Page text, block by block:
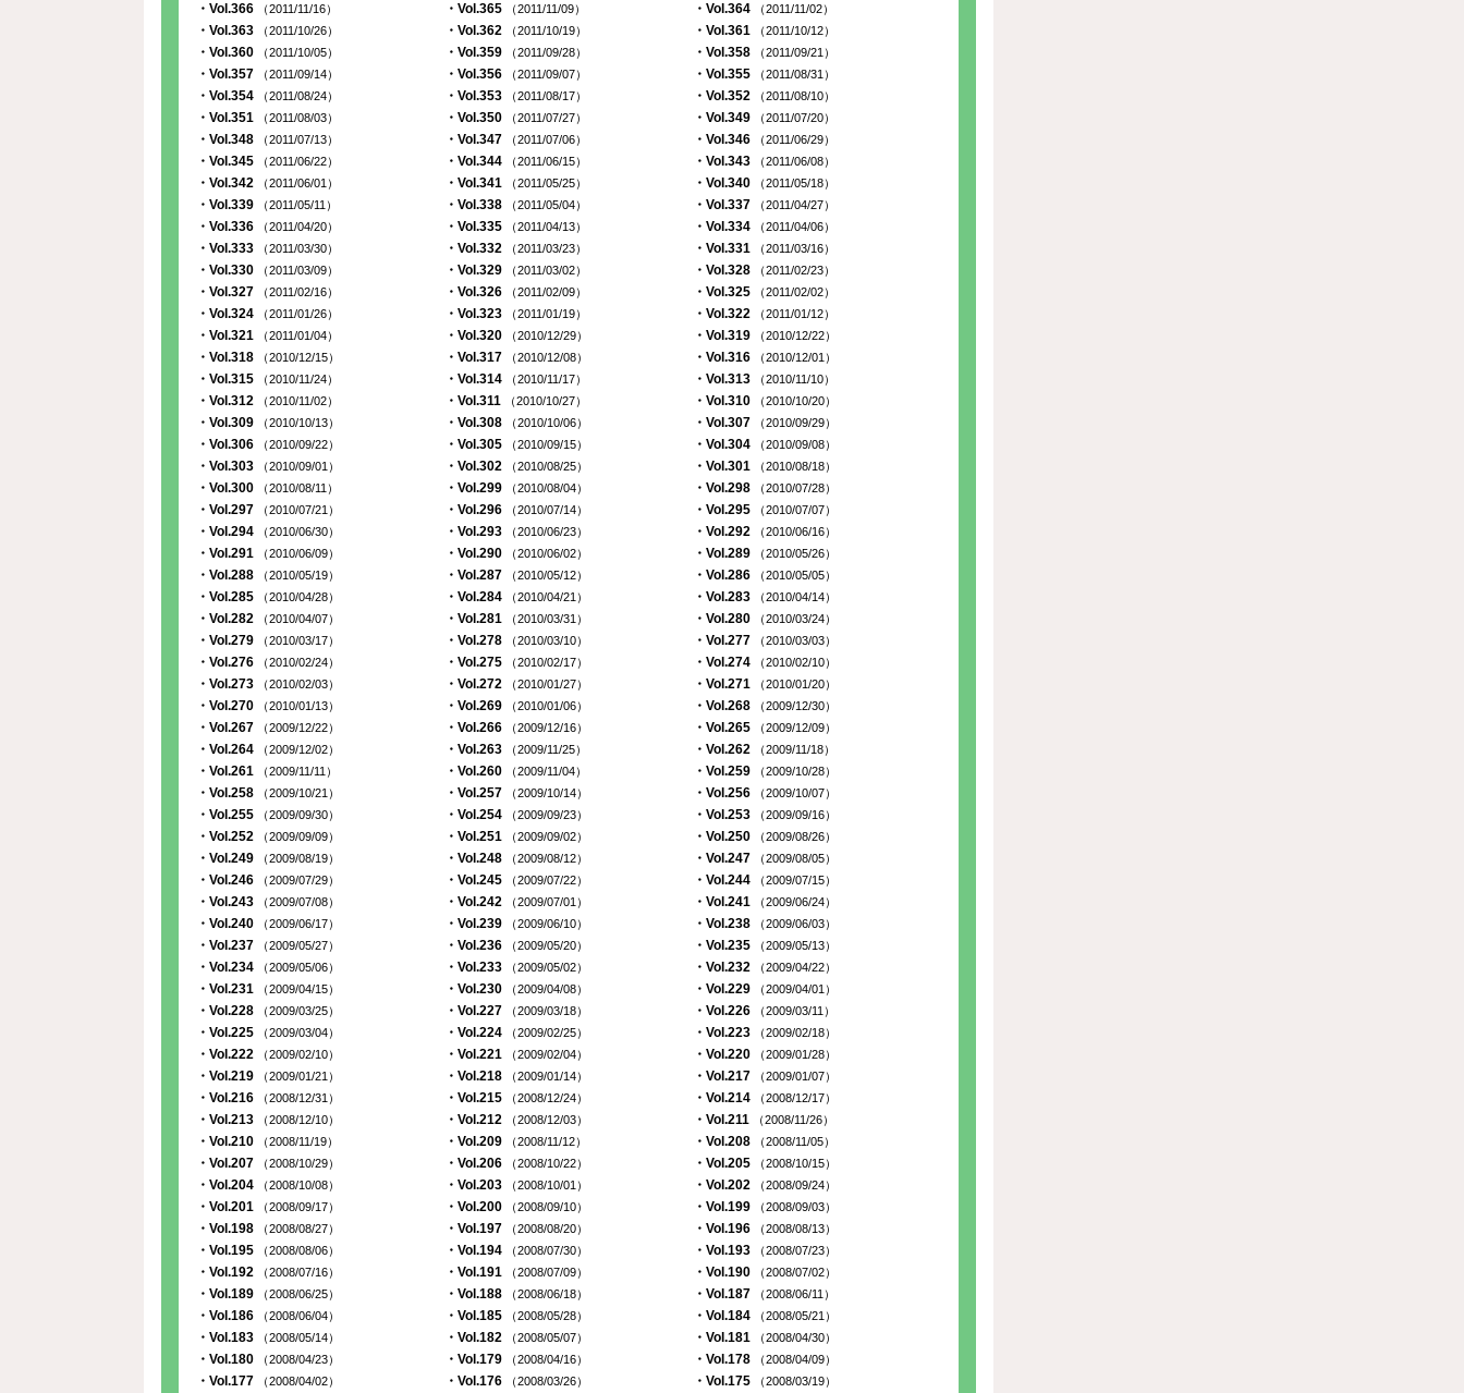
・Vol.366 （2011/11/16） ・Vol.365 （2011/11/09） ・Vol.364 （2011/11/02）
・Vol.363 （2011/10/26） ・Vol.362 （2011/10/19） ・Vol.361 （2011/10/12）
・Vol.360 （2011/10/05） ・Vol.359 （2011/09/28） ・Vol.358 （2011/09/21）
・Vol.357 （2011/09/14） ・Vol.356 （2011/09/07） ・Vol.355 （2011/08/31）
・Vol.354 （2011/08/24） ・Vol.353 （2011/08/17） ・Vol.352 （2011/08/10）
・Vol.351 （2011/08/03） ・Vol.350 （2011/07/27） ・Vol.349 （2011/07/20）
・Vol.348 （2011/07/13） ・Vol.347 （2011/07/06） ・Vol.346 （2011/06/29）
・Vol.345 （2011/06/22） ・Vol.344 （2011/06/15） ・Vol.343 （2011/06/08）
・Vol.342 （2011/06/01） ・Vol.341 （2011/05/25） ・Vol.340 （2011/05/18）
・Vol.339 （2011/05/11） ・Vol.338 （2011/05/04） ・Vol.337 （2011/04/27）
・Vol.336 （2011/04/20） ・Vol.335 （2011/04/13） ・Vol.334 （2011/04/06）
・Vol.333 （2011/03/30） ・Vol.332 （2011/03/23） ・Vol.331 （2011/03/16）
・Vol.330 （2011/03/09） ・Vol.329 （2011/03/02） ・Vol.328 （2011/02/23）
・Vol.327 （2011/02/16） ・Vol.326 （2011/02/09） ・Vol.325 （2011/02/02）
・Vol.324 （2011/01/26） ・Vol.323 （2011/01/19） ・Vol.322 （2011/01/12）
・Vol.321 （2011/01/04） ・Vol.320 （2010/12/29） ・Vol.319 （2010/12/22）
・Vol.318 （2010/12/15） ・Vol.317 （2010/12/08） ・Vol.316 （2010/12/01）
・Vol.315 （2010/11/24） ・Vol.314 （2010/11/17） ・Vol.313 （2010/11/10）
・Vol.312 （2010/11/02） ・Vol.311 （2010/10/27） ・Vol.310 （2010/10/20）
・Vol.309 （2010/10/13） ・Vol.308 （2010/10/06） ・Vol.307 （2010/09/29）
・Vol.306 （2010/09/22） ・Vol.305 （2010/09/15） ・Vol.304 （2010/09/08）
・Vol.303 （2010/09/01） ・Vol.302 （2010/08/25） ・Vol.301 （2010/08/18）
・Vol.300 （2010/08/11） ・Vol.299 （2010/08/04） ・Vol.298 （2010/07/28）
・Vol.297 （2010/07/21） ・Vol.296 （2010/07/14） ・Vol.295 （2010/07/07）
・Vol.294 （2010/06/30） ・Vol.293 （2010/06/23） ・Vol.292 （2010/06/16）
・Vol.291 （2010/06/09） ・Vol.290 （2010/06/02） ・Vol.289 （2010/05/26）
・Vol.288 （2010/05/19） ・Vol.287 （2010/05/12） ・Vol.286 （2010/05/05）
・Vol.285 （2010/04/28） ・Vol.284 （2010/04/21） ・Vol.283 （2010/04/14）
・Vol.282 （2010/04/07） ・Vol.281 （2010/03/31） ・Vol.280 （2010/03/24）
・Vol.279 （2010/03/17） ・Vol.278 （2010/03/10） ・Vol.277 （2010/03/03）
・Vol.276 （2010/02/24） ・Vol.275 （2010/02/17） ・Vol.274 （2010/02/10）
・Vol.273 （2010/02/03） ・Vol.272 （2010/01/27） ・Vol.271 （2010/01/20）
・Vol.270 （2010/01/13） ・Vol.269 （2010/01/06） ・Vol.268 （2009/12/30）
・Vol.267 （2009/12/22） ・Vol.266 （2009/12/16） ・Vol.265 （2009/12/09）
・Vol.264 （2009/12/02） ・Vol.263 （2009/11/25） ・Vol.262 （2009/11/18）
・Vol.261 （2009/11/11） ・Vol.260 （2009/11/04） ・Vol.259 （2009/10/28）
・Vol.258 （2009/10/21） ・Vol.257 （2009/10/14） ・Vol.256 （2009/10/07）
・Vol.255 （2009/09/30） ・Vol.254 （2009/09/23） ・Vol.253 （2009/09/16）
・Vol.252 （2009/09/09） ・Vol.251 （2009/09/02） ・Vol.250 （2009/08/26）
・Vol.249 （2009/08/19） ・Vol.248 （2009/08/12） ・Vol.247 （2009/08/05）
・Vol.246 （2009/07/29） ・Vol.245 （2009/07/22） ・Vol.244 （2009/07/15）
・Vol.243 （2009/07/08） ・Vol.242 （2009/07/01） ・Vol.241 （2009/06/24）
・Vol.240 （2009/06/17） ・Vol.239 （2009/06/10） ・Vol.238 （2009/06/03）
・Vol.237 （2009/05/27） ・Vol.236 （2009/05/20） ・Vol.235 （2009/05/13）
・Vol.234 （2009/05/06） ・Vol.233 （2009/05/02） ・Vol.232 （2009/04/22）
・Vol.231 （2009/04/15） ・Vol.230 （2009/04/08） ・Vol.229 （2009/04/01）
・Vol.228 （2009/03/25） ・Vol.227 （2009/03/18） ・Vol.226 （2009/03/11）
・Vol.225 （2009/03/04） ・Vol.224 （2009/02/25） ・Vol.223 （2009/02/18）
・Vol.222 （2009/02/10） ・Vol.221 （2009/02/04） ・Vol.220 （2009/01/28）
・Vol.219 （2009/01/21） ・Vol.218 （2009/01/14） ・Vol.217 （2009/01/07）
・Vol.216 （2008/12/31） ・Vol.215 （2008/12/24） ・Vol.214 （2008/12/17）
・Vol.213 （2008/12/10） ・Vol.212 （2008/12/03） ・Vol.211 （2008/11/26）
・Vol.210 （2008/11/19） ・Vol.209 （2008/11/12） ・Vol.208 （2008/11/05）
・Vol.207 （2008/10/29） ・Vol.206 （2008/10/22） ・Vol.205 （2008/10/15）
・Vol.204 （2008/10/08） ・Vol.203 （2008/10/01） ・Vol.202 （2008/09/24）
・Vol.201 （2008/09/17） ・Vol.200 （2008/09/10） ・Vol.199 （2008/09/03）
・Vol.198 （2008/08/27） ・Vol.197 （2008/08/20） ・Vol.196 （2008/08/13）
・Vol.195 （2008/08/06） ・Vol.194 （2008/07/30） ・Vol.193 （2008/07/23）
・Vol.192 （2008/07/16） ・Vol.191 （2008/07/09） ・Vol.190 （2008/07/02）
・Vol.189 （2008/06/25） ・Vol.188 （2008/06/18） ・Vol.187 （2008/06/11）
・Vol.186 （2008/06/04） ・Vol.185 （2008/05/28） ・Vol.184 （2008/05/21）
・Vol.183 （2008/05/14） ・Vol.182 （2008/05/07） ・Vol.181 （2008/04/30）
・Vol.180 （2008/04/23） ・Vol.179 （2008/04/16） ・Vol.178 （2008/04/09）
・Vol.177 （2008/04/02） ・Vol.176 （2008/03/26） ・Vol.175 （2008/03/19）